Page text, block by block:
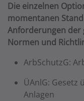
Die einzelnen
momentanen
Anforderungen der
Normen und
ArbSchutzG:
ÜAnlG: Gesetz
Anlagen